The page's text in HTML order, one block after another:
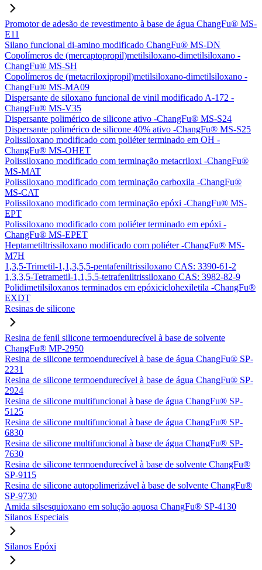
Promotor de adesão de revestimento à base de água ChangFu® MS-
E11
Silano funcional di-amino modificado ChangFu® MS-DN
Copolímeros de (mercaptopropil)metilsiloxano-dimetilsiloxano -
ChangFu® MS-SH
Copolímeros de (metacriloxipropil)metilsiloxano-dimetilsiloxano -
ChangFu® MS-MA09
Dispersante de siloxano funcional de vinil modificado A-172 -
ChangFu® MS-V35
Dispersante polimérico de silicone ativo -ChangFu® MS-S24
Dispersante polimérico de silicone 40% ativo -ChangFu® MS-S25
Polissiloxano modificado com poliéter terminado em OH -
ChangFu® MS-OHET
Polissiloxano modificado com terminação metacriloxi -ChangFu®
MS-MAT
Polissiloxano modificado com terminação carboxila -ChangFu®
MS-CAT
Polissiloxano modificado com terminação epóxi -ChangFu® MS-
EPT
Polissiloxano modificado com poliéter terminado em epóxi -
ChangFu® MS-EPET
Heptametiltrissiloxano modificado com poliéter -ChangFu® MS-
M7H
1,3,5-Trimetil-1,1,3,5,5-pentafeniltrissiloxano CAS: 3390-61-2
1,3,3,5-Tetrametil-1,1,5,5-tetrafeniltrissiloxano CAS: 3982-82-9
Polidimetilsiloxanos terminados em epóxiciclohexiletila -ChangFu®
EXDT
Resinas de silicone
Resina de fenil silicone termoendurecível à base de solvente
ChangFu® MP-2950
Resina de silicone termoendurecível à base de água ChangFu® SP-
2231
Resina de silicone termoendurecível à base de água ChangFu® SP-
2924
Resina de silicone multifuncional à base de água ChangFu® SP-
5125
Resina de silicone multifuncional à base de água ChangFu® SP-
6830
Resina de silicone multifuncional à base de água ChangFu® SP-
7630
Resina de silicone termoendurecível à base de solvente ChangFu®
SP-9115
Resina de silicone autopolimerizável à base de solvente ChangFu®
SP-9730
Amida silsesquioxano em solução aquosa ChangFu® SP-4130
Silanos Especiais
Silanos Epóxi